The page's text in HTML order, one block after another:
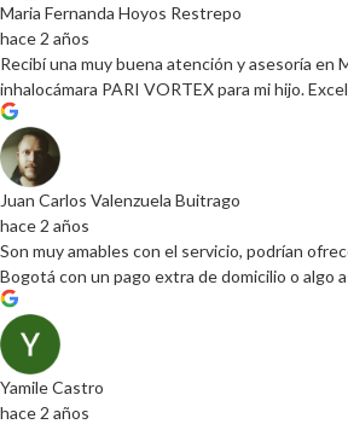
Maria Fernanda Hoyos Restrepo
hace 2 años
Recibí una muy buena atención y asesoría en
inhalocámara PARI VORTEX para mi hijo.
Juan Carlos Valenzuela Buitrago
hace 2 años
Son muy amables con el servicio, podrían
Bogotá con un pago extra de domicilio o algo
Yamile Castro
hace 2 años